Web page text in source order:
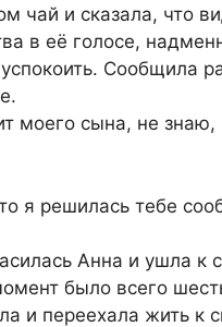
чай и сказала, что
в её голосе,
Сообщила
моего сына, не знаю,
я решилась тебе
Анна и ушла к
было всего
и переехала жить к